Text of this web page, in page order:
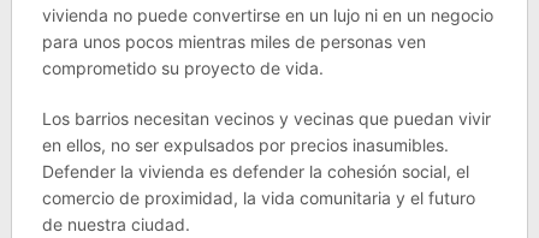
vivienda no puede convertirse en un lujo ni en un negocio
para unos pocos mientras miles de personas ven
comprometido su proyecto de vida.
Los barrios necesitan vecinos y vecinas que puedan vivir
en ellos, no ser expulsados por precios inasumibles.
Defender la vivienda es defender la cohesión social, el
comercio de proximidad, la vida comunitaria y el futuro
de nuestra ciudad.